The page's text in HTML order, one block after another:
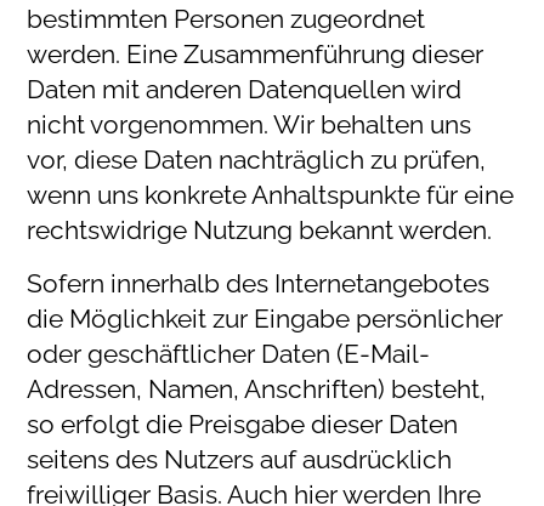
bestimmten Personen zugeordnet
werden. Eine Zusammenführung dieser
Daten mit anderen Datenquellen wird
nicht vorgenommen. Wir behalten uns
vor, diese Daten nachträglich zu prüfen,
wenn uns konkrete Anhaltspunkte für eine
rechtswidrige Nutzung bekannt werden.
Sofern innerhalb des Internetangebotes
die Möglichkeit zur Eingabe persönlicher
oder geschäftlicher Daten (E-Mail-
Adressen, Namen, Anschriften) besteht,
so erfolgt die Preisgabe dieser Daten
seitens des Nutzers auf ausdrücklich
freiwilliger Basis. Auch hier werden Ihre